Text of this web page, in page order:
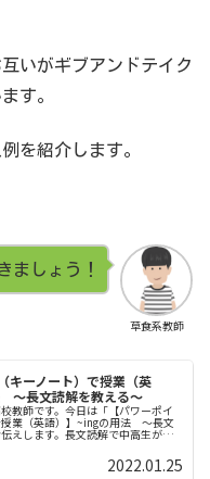
いがギブアンドテイク
す。
を紹介します。
草食系教師
ましょう！
キーノート）で授業（英
〜長文読解を教える〜
教師です。今日は「【パワーポイ
業（英語）】~ingの用法 〜長文
えします。長文読解で中高生が苦
2022.01.25